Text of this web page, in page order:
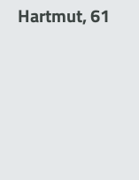
Hartmut, 61